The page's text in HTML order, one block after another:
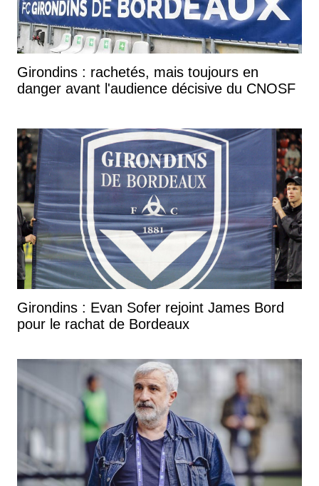
Girondins : rachetés, mais toujours en
danger avant l'audience décisive du CNOSF
Girondins : Evan Sofer rejoint James Bord
pour le rachat de Bordeaux